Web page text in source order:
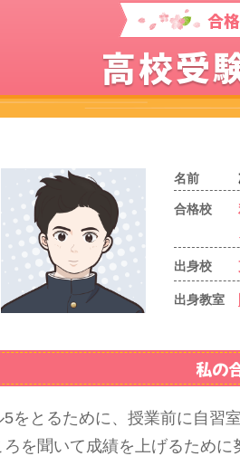
合
高校受
名前
合格校
出身校
出身教室
私の
をとるために、授業前に自習
を聞いて成績を上げるために